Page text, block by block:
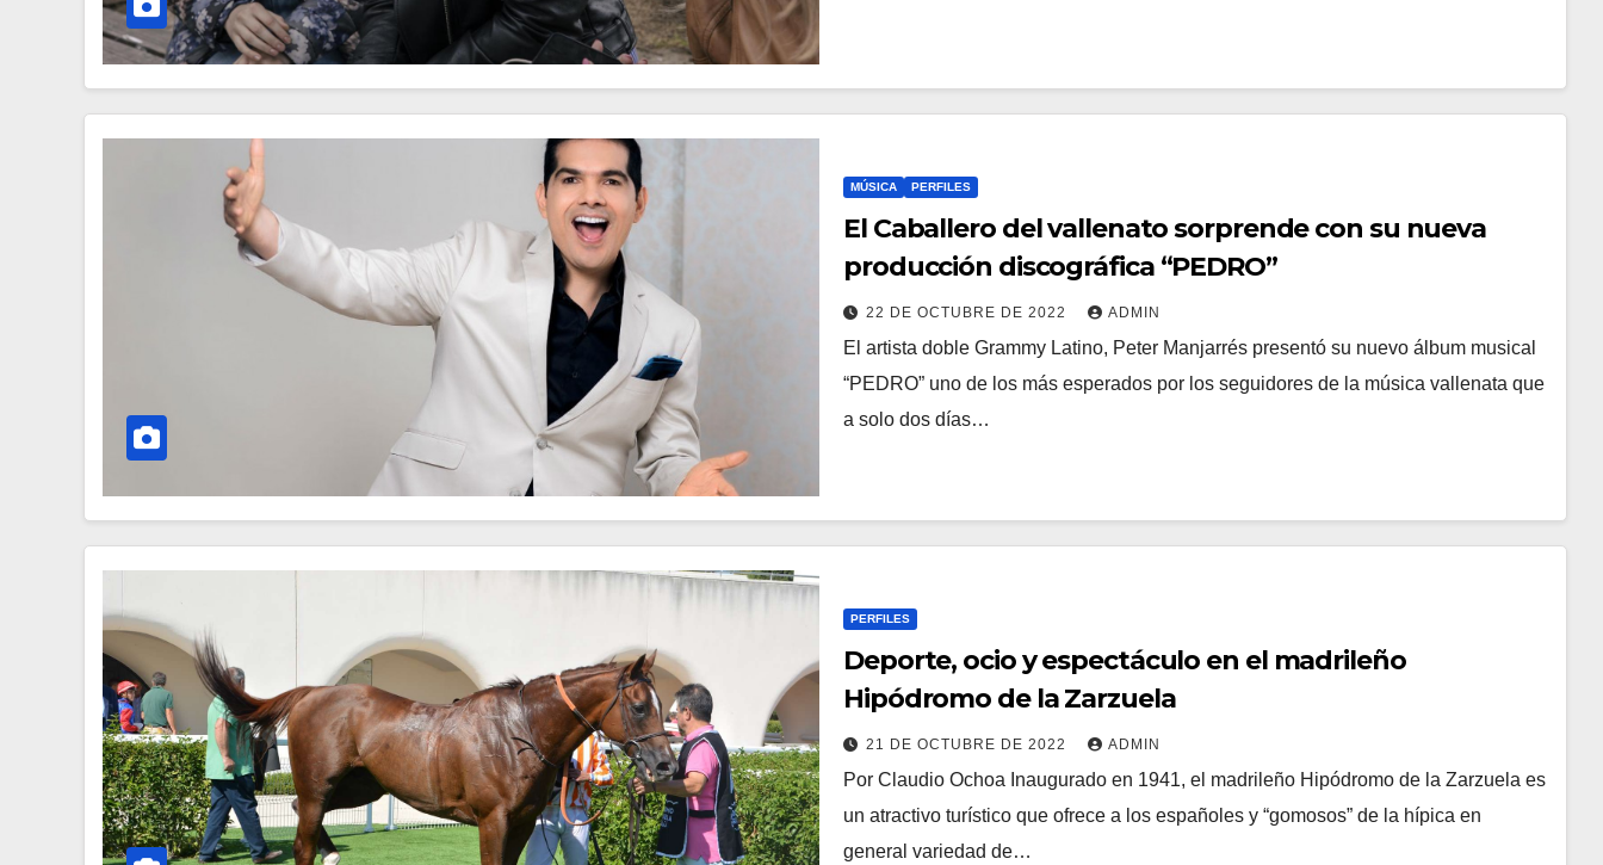
MÚSICA PERFILES
El Caballero del vallenato sorprende con su nueva
producción discográfica “PEDRO”
22 DE OCTUBRE DE 2022 ADMIN
El artista doble Grammy Latino, Peter Manjarrés presentó su nuevo álbum musical
“PEDRO” uno de los más esperados por los seguidores de la música vallenata que
a solo dos días…
PERFILES
Deporte, ocio y espectáculo en el madrileño
Hipódromo de la Zarzuela
21 DE OCTUBRE DE 2022 ADMIN
Por Claudio Ochoa Inaugurado en 1941, el madrileño Hipódromo de la Zarzuela es
un atractivo turístico que ofrece a los españoles y “gomosos” de la hípica en
general variedad de…